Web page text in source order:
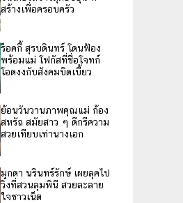
สร้างเพื่อครอบครัว
ร็อคกี้ สุรบดินทร์ โดนฟ้อง
พร้อมแม่ โฟกัสที่ชื่อโจทก์
โอดงงกับสังคมบิดเบี้ยว
ย้อนวันวานภาพคุณแม่ ก้อง
สหรัถ สมัยสาว ๆ ดีกรีความ
สวยเทียบเท่านางเอก
มุกดา นรินทร์รักษ์ เผยลุคไป
วิ่งที่สวนลุมพินี สวยละลาย
ใจชาวเน็ต